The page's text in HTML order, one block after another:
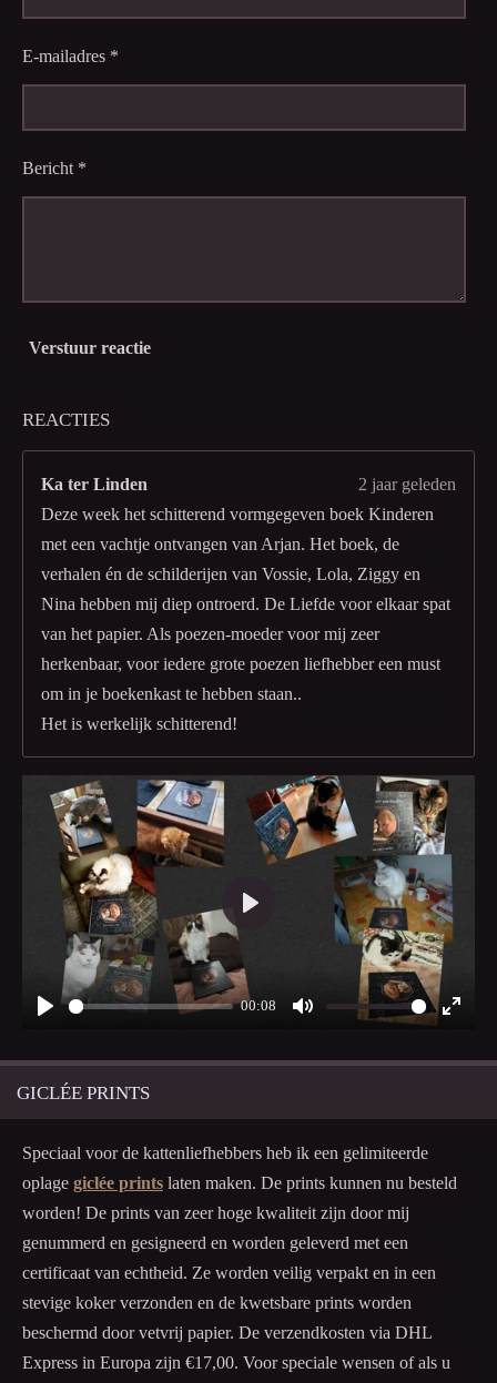
E-mailadres *
Bericht *
Verstuur reactie
REACTIES
Ka ter Linden
2 jaar geleden
Deze week het schitterend vormgegeven boek Kinderen
met een vachtje ontvangen van Arjan. Het boek, de
verhalen én de schilderijen van Vossie, Lola, Ziggy en
Nina hebben mij diep ontroerd. De Liefde voor elkaar spat
van het papier. Als poezen-moeder voor mij zeer
herkenbaar, voor iedere grote poezen liefhebber een must
om in je boekenkast te hebben staan..
Het is werkelijk schitterend!
l
a
y
00:08
u
e
n
e
f
GICLÉE PRINTS
Speciaal voor de kattenliefhebbers heb ik een gelimiteerde
oplage giclée prints laten maken. De prints kunnen nu besteld
worden! De prints van zeer hoge kwaliteit zijn door mij
genummerd en gesigneerd en worden geleverd met een
certificaat van echtheid. Ze worden veilig verpakt en in een
stevige koker verzonden en de kwetsbare prints worden
beschermd door vetvrij papier. De verzendkosten via DHL
Express in Europa zijn €17,00. Voor speciale wensen of als u